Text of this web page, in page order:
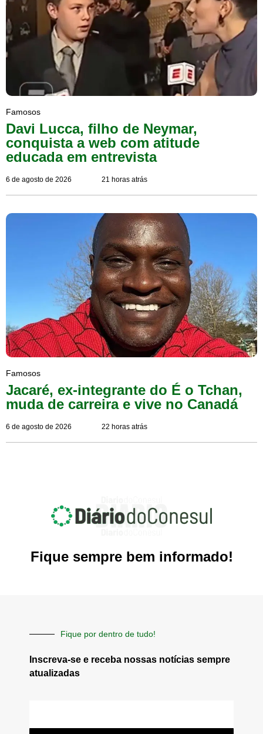
Famosos
Davi Lucca, filho de Neymar,
conquista a web com atitude
educada em entrevista
6 de agosto de 2026 21 horas atrás
Famosos
Jacaré, ex-integrante do É o Tchan,
muda de carreira e vive no Canadá
6 de agosto de 2026 22 horas atrás
Fique sempre bem informado!
Fique por dentro de tudo!
Inscreva-se e receba nossas notícias sempre
atualizadas